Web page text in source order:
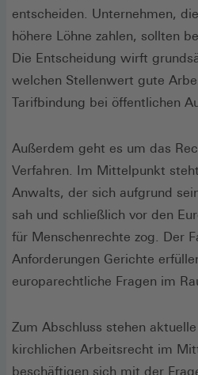
entscheiden. Unternehmen,
höhere Löhne zahlen, sollten
Die Entscheidung wirft
welchen Stellenwert gute
Tarifbindung bei öffentlichen
Außerdem geht es um das
Verfahren. Im Mittelpunkt
Anwalts, der sich aufgrund
sah und schließlich vor den
für Menschenrechte zog. Der
Anforderungen Gerichte
europarechtliche Fragen im
Zum Abschluss stehen
kirchlichen Arbeitsrecht im
beschäftigen sich mit der